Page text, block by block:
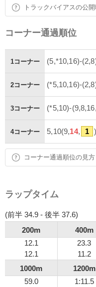
トラックバイアスの公
コーナー通過順位
1コーナー (5,*10,16)-
2コーナー (*5,10,16)-
3コーナー (*5,10)-
4コーナー 5,10(9,14, 1
コーナー通過順位の見方
ラップタイム
(前半 34.9 - 後半 37.6)
200m
400m
12.1
12.1
23.3
11.2
1000m
1200m
59.0
1:11.5